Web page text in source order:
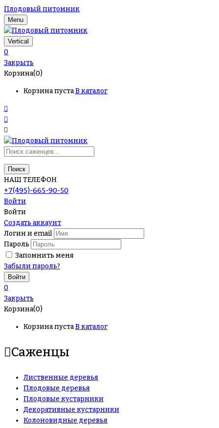
Плодовый питомник
Menu
Vertical
0
Закрыть
Корзина(0)
Корзина пустаВ каталог
Поиск
НАШ ТЕЛЕФОН
+7(495)-665-90-50
Войти
Войти
Создать аккаунт
Логин и email
Пароль
Запомнить меня
Забыли пароль?
0
Закрыть
Корзина(0)
Корзина пустаВ каталог
Саженцы
Лиственные деревья
Плодовые деревья
Плодовые кустарники
Декоративные кустарники
Колоновидные деревья